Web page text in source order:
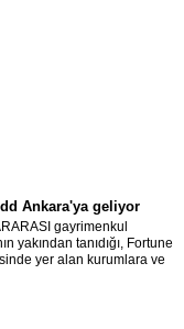
Ankara'ya geliyor
gayrimenkul
yakından tanıdığı, Fortune
yer alan kurumlara ve